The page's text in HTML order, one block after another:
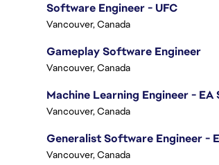
Software Engineer - UFC
Vancouver, Canada
Gameplay Software Engineer
Vancouver, Canada
Vancouver, Canada
Vancouver, Canada